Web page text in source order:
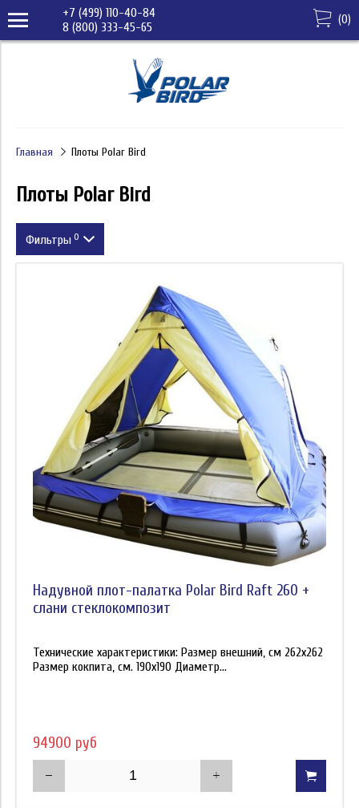
+7 (499) 110-40-84
8 (800) 333-45-65
(0)
Главная Плоты Polar Bird
Плоты Polar Bird
Фильтры 0
Надувной плот-палатка Polar Bird Raft 260 +
слани стеклокомпозит
Технические характеристики: Размер внешний, см 262х262
Размер кокпита, см. 190х190 Диаметр...
94900 руб